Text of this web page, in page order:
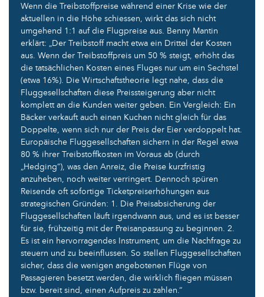
Wenn die Treibstoffpreise während einer Krise wie der
aktuellen in die Höhe schiessen, wirkt das sich nicht
umgehend 1:1 auf die Flugpreise aus. Benny Mantin
erklärt: „Der Treibstoff macht etwa ein Drittel der Kosten
aus. Wenn der Treibstoffpreis um 50 % steigt, erhöht das
die tatsächlichen Kosten eines Fluges nur um ein Sechstel
(etwa 16%). Die Wirtschaftstheorie legt nahe, dass die
Fluggesellschaften diese Preissteigerung aber nicht
komplett an die Kunden weiter geben. Ein Vergleich: Ein
Bäcker verkauft auch einen Kuchen nicht gleich für das
Doppelte, wenn sich nur der Preis der Eier verdoppelt hat.
Europäische Fluggesellschaften sichern in der Regel etwa
80 % ihrer Treibstoffkosten im Voraus ab (durch
„Hedging“), was den Anreiz, die Preise kurzfristig
anzuheben, noch weiter verringert. Dennoch spüren
Reisende oft sofortige Ticketpreiserhöhungen aus
strategischen Gründen: 1. Die Preisabsicherung der
Fluggesellschaften läuft irgendwann aus, und es ist besser
für sie, frühzeitig mit der Preisanpassung zu beginnen. 2.
Es ist ein hervorragendes Instrument, um die Nachfrage zu
steuern und zu beeinflussen. So stellen Fluggesellschaften
sicher, dass die wenigen angebotenen Flüge von
Passagieren besetzt werden, die wirklich fliegen müssen
bzw. bereit sind, einen Aufpreis zu zahlen.“